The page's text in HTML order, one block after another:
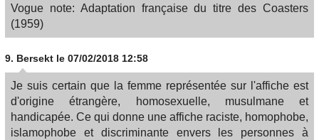
Vogue note: Adaptation française du titre des Coasters
(1959)
9. Bersekt le 07/02/2018 12:58
Je suis certain que la femme représentée sur l'affiche est
d'origine étrangère, homosexuelle, musulmane et
handicapée. Ce qui donne une affiche raciste, homophobe,
islamophobe et discriminante envers les personnes à